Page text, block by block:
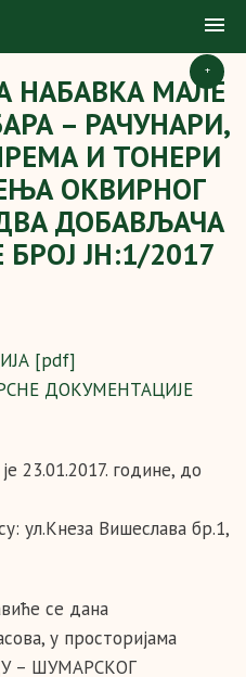
+
НАБАВКА МАЛЕ
– РАЧУНАРИ,
И ТОНЕРИ
ОКВИРНОГ
ДОБАВЉАЧА
ЈН:1/2017
[pdf]
ДОКУМЕНТАЦИЈЕ
23.01.2017. године, до
ул.Кнеза Вишеслава бр.1,
се дана
у просторијама
– ШУМАРСКОГ